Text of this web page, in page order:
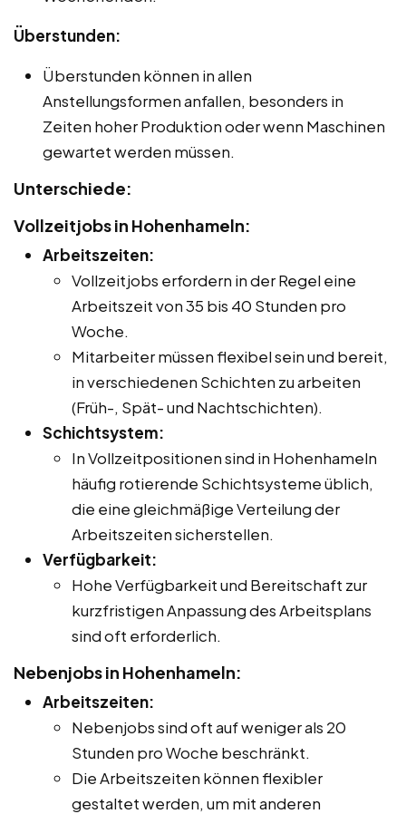
Überstunden:
Überstunden können in allen
Anstellungsformen anfallen, besonders in
Zeiten hoher Produktion oder wenn Maschinen
gewartet werden müssen.
Unterschiede:
Vollzeitjobs in Hohenhameln:
Arbeitszeiten:
Vollzeitjobs erfordern in der Regel eine
Arbeitszeit von 35 bis 40 Stunden pro
Woche.
Mitarbeiter müssen flexibel sein und bereit,
in verschiedenen Schichten zu arbeiten
(Früh-, Spät- und Nachtschichten).
Schichtsystem:
In Vollzeitpositionen sind in Hohenhameln
häufig rotierende Schichtsysteme üblich,
die eine gleichmäßige Verteilung der
Arbeitszeiten sicherstellen.
Verfügbarkeit:
Hohe Verfügbarkeit und Bereitschaft zur
kurzfristigen Anpassung des Arbeitsplans
sind oft erforderlich.
Nebenjobs in Hohenhameln:
Arbeitszeiten:
Nebenjobs sind oft auf weniger als 20
Stunden pro Woche beschränkt.
Die Arbeitszeiten können flexibler
gestaltet werden, um mit anderen